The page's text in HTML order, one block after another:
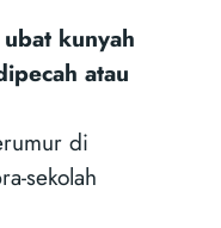
kunyah
atau
di
sekolah